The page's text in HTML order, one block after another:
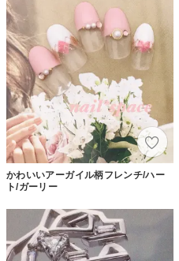
かわいいアーガイル柄フレンチ/ハー
ト/ガーリー